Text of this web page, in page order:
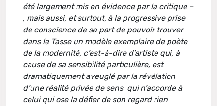
été largement mis en évidence par la critique –
, mais aussi, et surtout, à la progressive prise
de conscience de sa part de pouvoir trouver
dans le Tasse un modèle exemplaire de poète
de la modernité, c’est-à-dire d’artiste qui, à
cause de sa sensibilité particulière, est
dramatiquement aveuglé par la révélation
d’une réalité privée de sens, qui n’accorde à
celui qui ose la défier de son regard rien